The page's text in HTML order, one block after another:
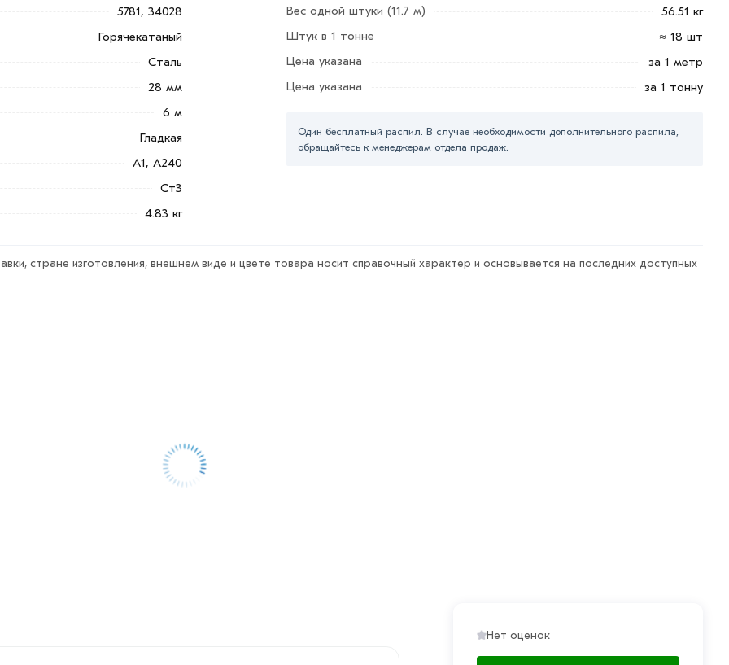
или нажмите на
по контактам указанным на сайте.
и области. Наши
с Вами для согласования условий
всем стандартам качества.
обязательно).
5781, 34028
Горячекатаный
Сталь
28 мм
6 м
Гладкая
А1, А240
Ст3
4.83 кг
Вес одной штуки (11.7 м)
56.51 кг
Штук в 1 тонне
≈ 18 шт
Цена указана
за 1 метр
Цена указана
за 1 тонну
Один бесплатный распил. В случае необходимости дополнительного распила,
обращайтесь к менеджерам отдела продаж.
стране изготовления, внешнем виде и цвете товара носит справочный характер и основывается на последних доступных
Нет оценок